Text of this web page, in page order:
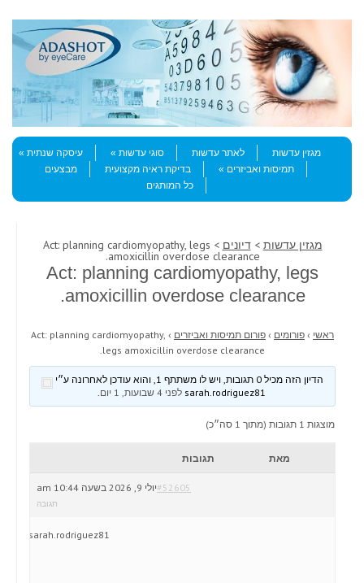
Menu
Skip to content
מגזין עדשות
לאתר עדשות סוגי עדשות
עיסקה שנתית
תמיסות ואביזרים
בדיקת ראיה מקצועית
מבצעים
כל המותגים
מגזין עדשות >דיונים > Act: planning cardiomyopathy, legs
amoxicillin overdose clearance.
Act: planning cardiomyopathy, legs
amoxicillin overdose clearance.
ראשי › פורומים › פורום תמיסות ואביזרים ›
Act: planning cardiomyopathy,
legs amoxicillin overdose clearance.
הדיון הזה מכיל 0 תגובות, ויש לו משתתף 1, והוא עודכן לאחרונה ע״י
לפני 4 שבועות, 1 יום .
מוצגות 1 תגובות (מתוך 1 סה״כ)
מאת תגובות
יולי 9, 2026 בשעה 10:44 am#52605
תגובה
sarah.rodriguez81